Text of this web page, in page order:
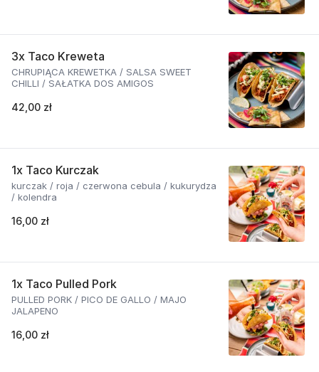
3x Taco Kreweta
CHRUPIĄCA KREWETKA / SALSA SWEET
CHILLI / SAŁATKA DOS AMIGOS
42,00 zł
1x Taco Kurczak
kurczak / roja / czerwona cebula / kukurydza
/ kolendra
16,00 zł
1x Taco Pulled Pork
PULLED PORK / PICO DE GALLO / MAJO
JALAPENO
16,00 zł